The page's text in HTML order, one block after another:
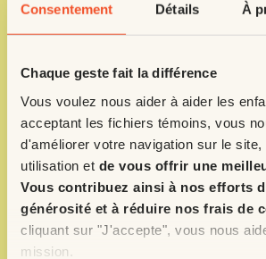
Consentement Détails À
Chaque geste fait la différence
Vous voulez nous aider à aider les
acceptant les fichiers témoins, vous
d'améliorer votre navigation sur le
utilisation et de vous offrir une
Vous contribuez ainsi à nos efforts
générosité et à réduire nos frais de
cliquant sur "J'accepte", vous nous
mission.